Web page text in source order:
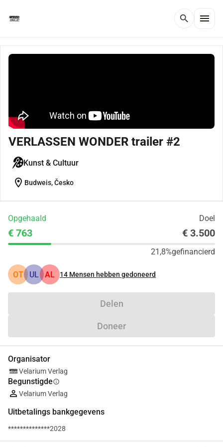
search menu
VERLASSEN WONDER trailer #2
Kunst & Cultuur
location_on Budweis, Česko
Opgehaald Doel
€ 763 € 3.500
21,8%gefinancierd
OT UL AL 14 Mensen hebben gedoneerd
Delen
Doneer
Organisator
Velarium Verlag
Begunstigdeinfo
Velarium Verlag
Uitbetalings bankgegevens
**************2028